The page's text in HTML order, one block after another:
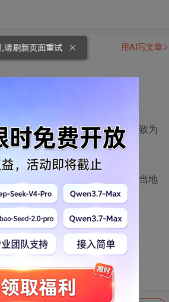
日本，职位大致为SSE，内容大致为
，不知道是否有朋友了解无锡的当地
用AI写文章
,请刷新页面重试